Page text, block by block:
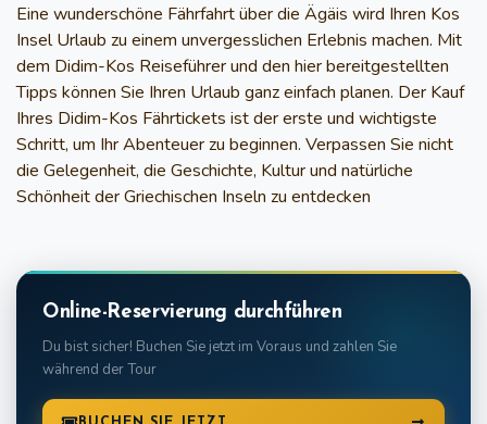
Eine wunderschöne Fährfahrt über die Ägäis wird Ihren Kos
Insel Urlaub zu einem unvergesslichen Erlebnis machen. Mit
dem Didim-Kos Reiseführerund den hier bereitgestellten
Tipps können Sie Ihren Urlaub ganz einfach planen. Der Kauf
Ihres Didim-Kos Fährtickets ist der erste und wichtigste
Schritt, um Ihr Abenteuer zu beginnen. Verpassen Sie nicht
die Gelegenheit, die Geschichte, Kultur und natürliche
Schönheit der Griechischen Inseln zu entdecken
Online-Reservierung durchführen
Du bist sicher! Buchen Sie jetzt im Voraus und zahlen Sie
während der Tour